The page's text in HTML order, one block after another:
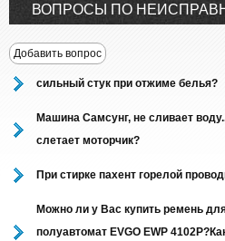
ВОПРОСЫ ПО
Добавить вопрос
сильный стук при отжиме белья?
Машина Самсунг, не сливает
слетает моторчик?
При стирке пахент горелой
Можно ли у Вас купить ремень
полуавтомат EVGO EWP